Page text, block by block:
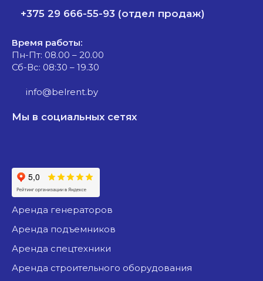
+375 29 666-55-93 (отдел продаж)
Время работы:
Пн-Пт: 08.00 – 20.00
Сб-Вс: 08:30 – 19.30
info@belrent.by
Мы в социальных сетях
аренда генераторов
аренда подъемников
аренда спецтехники
аренда строительного оборудования